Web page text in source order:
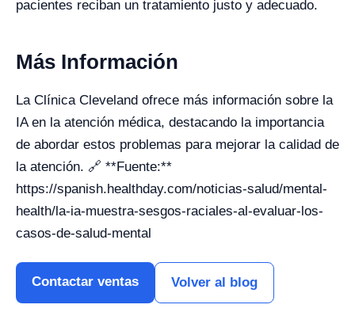
pacientes reciban un tratamiento justo y adecuado.
Más Información
La Clínica Cleveland ofrece más información sobre la
IA en la atención médica, destacando la importancia
de abordar estos problemas para mejorar la calidad de
la atención. 🔗 **Fuente:**
https://spanish.healthday.com/noticias-salud/mental-
health/la-ia-muestra-sesgos-raciales-al-evaluar-los-
casos-de-salud-mental
Contactar ventas Volver al blog